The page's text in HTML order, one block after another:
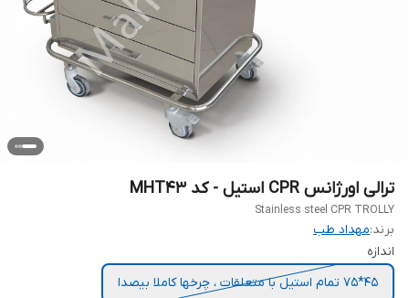
ترالی اورژانس CPR استیل - کد MHT43
Stainless steel CPR TROLLY
برند:مهداد طب
اندازه
45*75 تمام استیل با متعلقات ، چرخها کاملا بیصدا